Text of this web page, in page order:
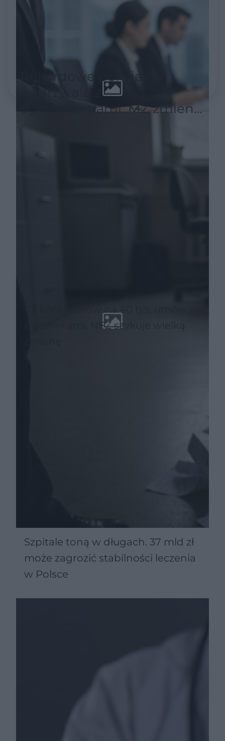
Rekordowe pensje dla
ograniczeniami. MZ zmienia
placówkami. NFZ szykuje wielką
Szpitale toną w długach. 37 mld zł
może zagrozić stabilności leczenia
w Polsce